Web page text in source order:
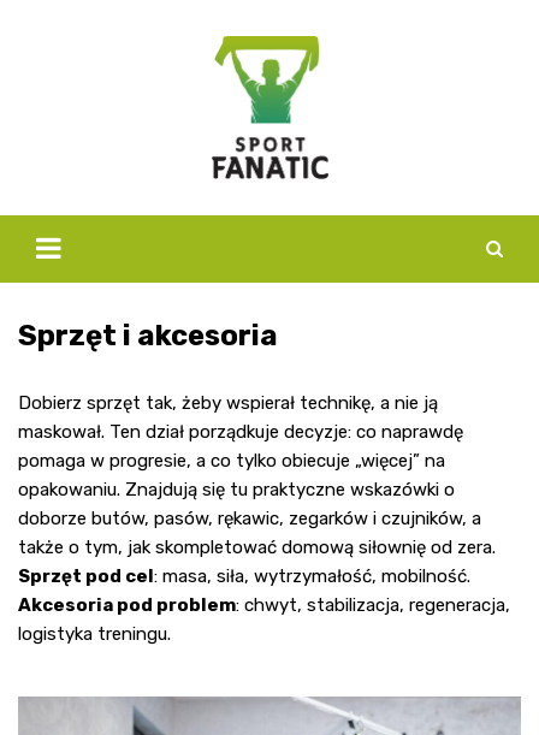
Sprzęt i akcesoria
Dobierz sprzęt tak, żeby wspierał technikę, a nie ją
maskował. Ten dział porządkuje decyzje: co naprawdę
pomaga w progresie, a co tylko obiecuje „więcej” na
opakowaniu. Znajdują się tu praktyczne wskazówki o
doborze butów, pasów, rękawic, zegarków i czujników, a
także o tym, jak skompletować domową siłownię od zera.
Sprzęt pod cel : masa, siła, wytrzymałość, mobilność.
Akcesoria pod problem: chwyt, stabilizacja, regeneracja,
logistyka treningu.